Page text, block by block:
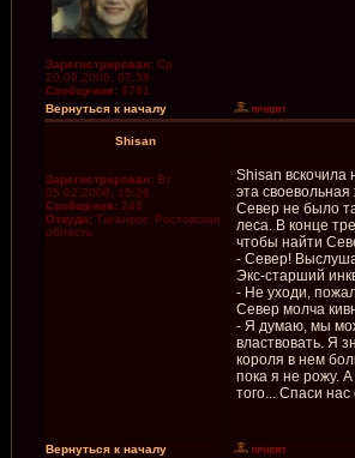
Зарегистрирован: Ср
20.09.2006, 07:38
Сообщения: 6781
Вернуться к началу
Shisan
Зарегистрирован: Вт
05.02.2008, 15:26
Сообщения: 246
Откуда: Таганрог, Ростовская
область
Shisan вскочила
эта
Север не было
леса. В конце
чтобы найти
- Север!
Экс-старший
- Не уходи,
Север молча
- Я думаю, мы
властвовать. Я
короля в нем
пока я не рожу.
того... Спаси
Вернуться к началу